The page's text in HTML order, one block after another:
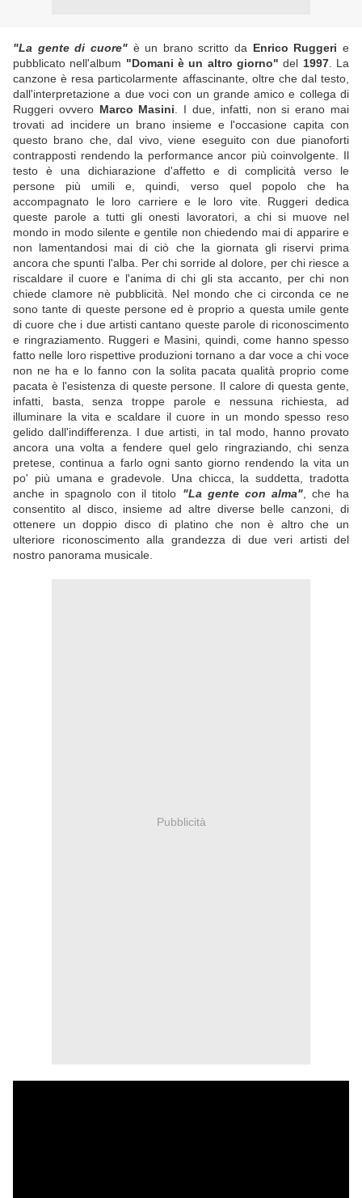
"La gente di cuore"è un brano scritto da Enrico Ruggeri e
pubblicato nell'album "Domani è un altro giorno" del 1997. La
canzone è resa particolarmente affascinante, oltre che dal testo,
dall'interpretazione a due voci con un grande amico e collega di
Ruggeri ovvero Marco Masini . I due, infatti, non si erano mai
trovati ad incidere un brano insieme e l'occasione capita con
questo brano che, dal vivo, viene eseguito con due pianoforti
contrapposti rendendo la performance ancor più coinvolgente. Il
testo è una dichiarazione d'affetto e di complicità verso le
persone più umili e, quindi, verso quel popolo che ha
accompagnato le loro carriere e le loro vite. Ruggeri dedica
queste parole a tutti gli onesti lavoratori, a chi si muove nel
mondo in modo silente e gentile non chiedendo mai di apparire e
non lamentandosi mai di ciò che la giornata gli riservi prima
ancora che spunti l'alba. Per chi sorride al dolore, per chi riesce a
riscaldare il cuore e l'anima di chi gli sta accanto, per chi non
chiede clamore nè pubblicità. Nel mondo che ci circonda ce ne
sono tante di queste persone ed è proprio a questa umile gente
di cuore che i due artisti cantano queste parole di riconoscimento
e ringraziamento. Ruggeri e Masini, quindi, come hanno spesso
fatto nelle loro rispettive produzioni tornano a dar voce a chi voce
non ne ha e lo fanno con la solita pacata qualità proprio come
pacata è l'esistenza di queste persone. Il calore di questa gente,
infatti, basta, senza troppe parole e nessuna richiesta, ad
illuminare la vita e scaldare il cuore in un mondo spesso reso
gelido dall'indifferenza. I due artisti, in tal modo, hanno provato
ancora una volta a fendere quel gelo ringraziando, chi senza
pretese, continua a farlo ogni santo giorno rendendo la vita un
po' più umana e gradevole. Una chicca, la suddetta, tradotta
anche in spagnolo con il titolo "La gente con alma", che ha
consentito al disco, insieme ad altre diverse belle canzoni, di
ottenere un doppio disco di platino che non è altro che un
ulteriore riconoscimento alla grandezza di due veri artisti del
nostro panorama musicale.
Pubblicità